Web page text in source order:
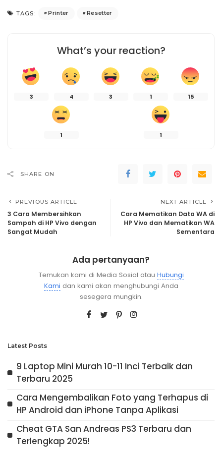
TAGS: Printer Resetter
What’s your reaction?
3 4 3 1 15
1 1
SHARE ON
PREVIOUS ARTICLE
3 Cara Membersihkan
Sampah di HP Vivo dengan
Sangat Mudah
NEXT ARTICLE
Cara Mematikan Data WA di
HP Vivo dan Mematikan WA
Sementara
Ada pertanyaan?
Temukan kami di Media Sosial atau Hubungi
Kami dan kami akan menghubungi Anda
sesegera mungkin.
Latest Posts
9 Laptop Mini Murah 10-11 Inci Terbaik dan
Terbaru 2025
Cara Mengembalikan Foto yang Terhapus di
HP Android dan iPhone Tanpa Aplikasi
Cheat GTA San Andreas PS3 Terbaru dan
Terlengkap 2025!